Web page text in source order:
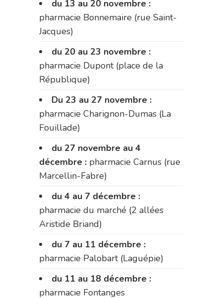
du 13 au 20 novembre :
pharmacie Bonnemaire (rue Saint-
Jacques)
du 20 au 23 novembre :
pharmacie Dupont (place de la
République)
Du 23 au 27 novembre :
pharmacie Charignon-Dumas (La
Fouillade)
du 27 novembre au 4
décembre : pharmacie Carnus (rue
Marcellin-Fabre)
du 4 au 7 décembre :
pharmacie du marché (2 allées
Aristide Briand)
du 7 au 11 décembre :
pharmacie Palobart (Laguépie)
du 11 au 18 décembre :
pharmacie Fontanges